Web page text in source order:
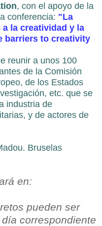
, con el apoyo de la
conferencia: "La
la creatividad y la
barriers to creativity
reunir a unos 100
de la Comisión
de los Estados
etc. que se
industria de
y de actores de
Bruselas
en:
pueden ser
correspondiente